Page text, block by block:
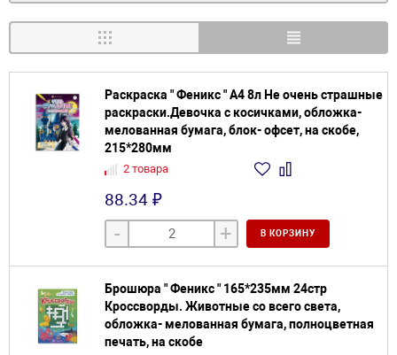
Раскраска " Феникс " А4 8л Не очень страшные
раскраски.Девочка с косичками, обложка-
мелованная бумага, блок- офсет, на скобе,
215*280мм
2 товара
88.34 ₽
- + В КОРЗИНУ
Брошюра " Феникс " 165*235мм 24стр
Кроссворды. Животные со всего света,
обложка- мелованная бумага, полноцветная
печать, на скобе